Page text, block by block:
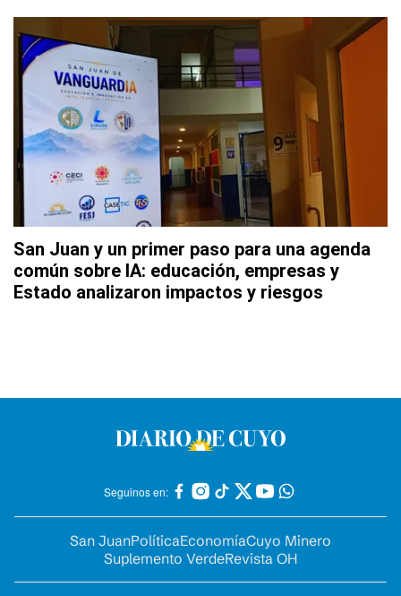
San Juan y un primer paso para una agenda
común sobre IA: educación, empresas y
Estado analizaron impactos y riesgos
Seguinos en:
San JuanPolíticaEconomíaCuyo Minero
Suplemento VerdeRevista OH